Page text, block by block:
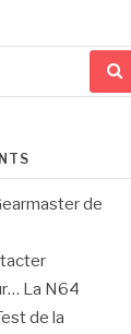
de
La N64
de la